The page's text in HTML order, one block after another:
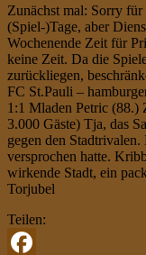
Zunächst mal: Sorry
(Spiel-)Tage, aber
Wochenende Zeit für
keine Zeit. Da die
zurückliegen,
FC St.Pauli –
1:1 Mladen Petric (88.)
3.000 Gäste) Tja, das
gegen den
versprochen hatte.
wirkende Stadt, ein
Torjubel
Teilen: